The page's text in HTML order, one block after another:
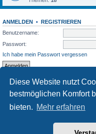
Diese Website nutzt
bestmöglichen Komfort
bieten. Mehr erfahren
ANMELDEN • REGISTRIEREN
Benutzername:
Passwort:
Ich habe mein Passwort vergessen
STATISTIK
Beiträge insgesamt1561 • Themen
neuestes Mitglied:
Powered byphpBB®